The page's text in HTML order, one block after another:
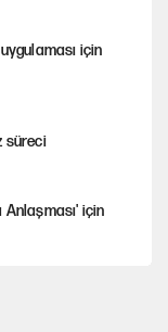
için
süreci
için